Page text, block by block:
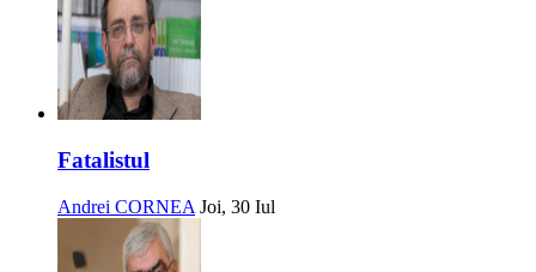
Fatalistul
Andrei CORNEA Joi, 30 Iul